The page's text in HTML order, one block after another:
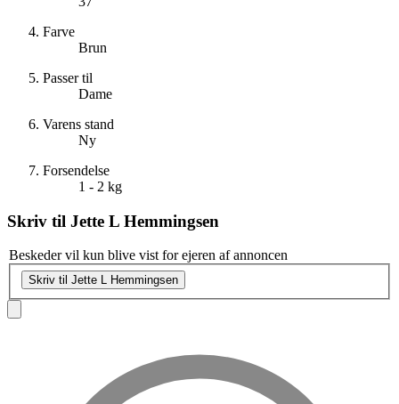
Farve
Brun
Passer til
Dame
Varens stand
Ny
Forsendelse
1 - 2 kg
Skriv til Jette L Hemmingsen
Beskeder vil kun blive vist for ejeren af annoncen
Skriv til Jette L Hemmingsen